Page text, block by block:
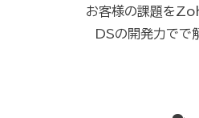
お客様の課題を
DSの開発力でで